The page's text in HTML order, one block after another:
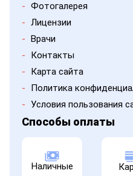
- Фотогалерея
- Лицензии
- Врачи
-
Контакты
-
Карта сайта
-
Политика
- Условия пользования
Способы оплаты
Наличные